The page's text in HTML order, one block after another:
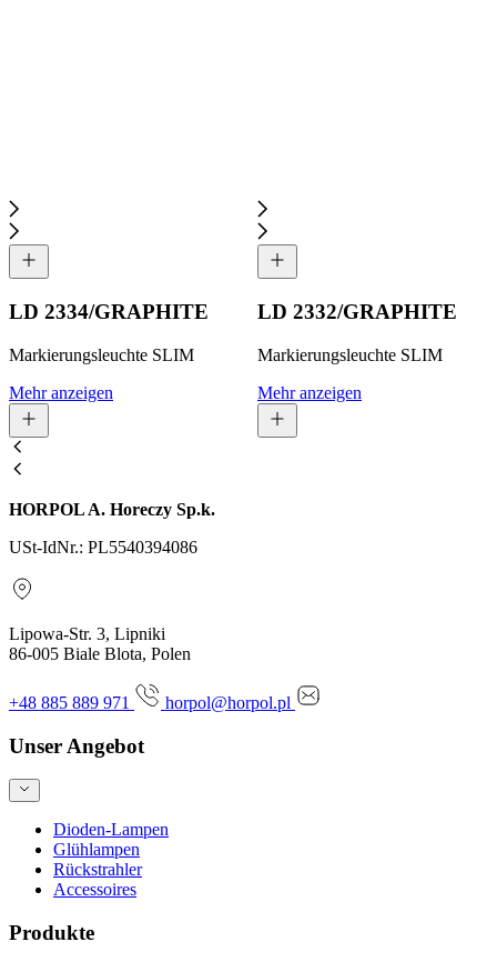
LD 2334/GRAPHITE
Markierungsleuchte SLIM
Mehr anzeigen
LD 2332/GRAPHITE
Markierungsleuchte SLIM
Mehr anzeigen
HORPOL A. Horeczy Sp.k.
USt-IdNr.: PL5540394086
Lipowa-Str. 3, Lipniki
86-005 Biale Blota, Polen
+48 885 889 971 horpol@horpol.pl
Unser Angebot
Dioden-Lampen
Glühlampen
Rückstrahler
Accessoires
Produkte